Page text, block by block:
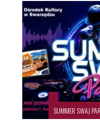
SUMMER SWAJ